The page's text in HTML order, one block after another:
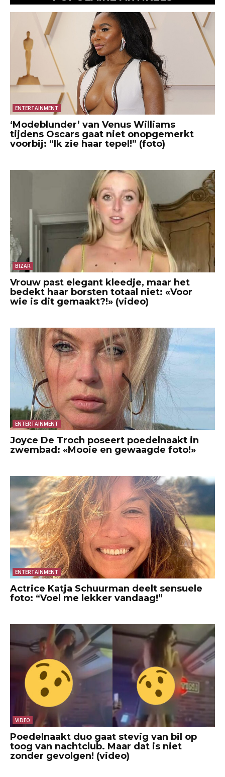
ENTERTAINMENT
‘Modeblunder’ van Venus Williams
tijdens Oscars gaat niet onopgemerkt
voorbij: “Ik zie haar tepel!” (foto)
BIZAR
Vrouw past elegant kleedje, maar het
bedekt haar borsten totaal niet: «Voor
wie is dit gemaakt?!» (video)
ENTERTAINMENT
Joyce De Troch poseert poedelnaakt in
zwembad: «Mooie en gewaagde foto!»
ENTERTAINMENT
Actrice Katja Schuurman deelt sensuele
foto: “Voel me lekker vandaag!”
VIDEO
Poedelnaakt duo gaat stevig van bil op
toog van nachtclub. Maar dat is niet
zonder gevolgen! (video)